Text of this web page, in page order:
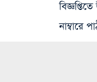
নাম্বারে